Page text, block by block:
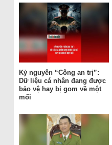
Kỷ nguyên “Công an trị”:
Dữ liệu cá nhân đang được
bảo vệ hay bị gom về một
mối